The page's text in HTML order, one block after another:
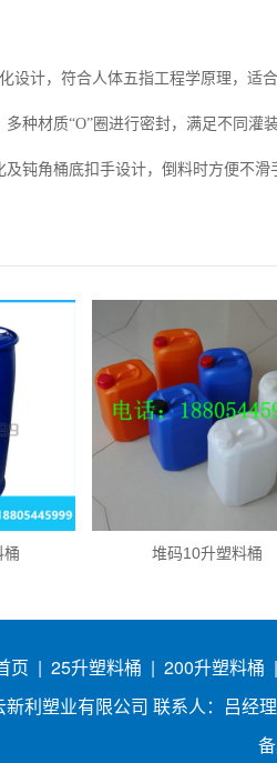
设计，符合人体五指工程学原理，
种材质“O”圈进行密封，满足不同
钝角桶底扣手设计，倒料时方便不滑
桶 堆码10升塑料桶
页 | 25升塑料桶 | 200升塑料桶 |
新利塑业有限公司 联系人：吕经